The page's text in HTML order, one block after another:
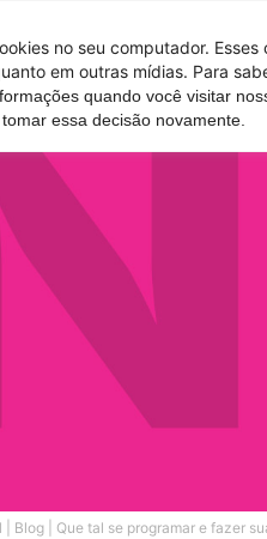
no seu computador.
em outras mídias. Para
quando você visitar
essa decisão novamente.
Hotel
Blog Que tal se programar e fazer